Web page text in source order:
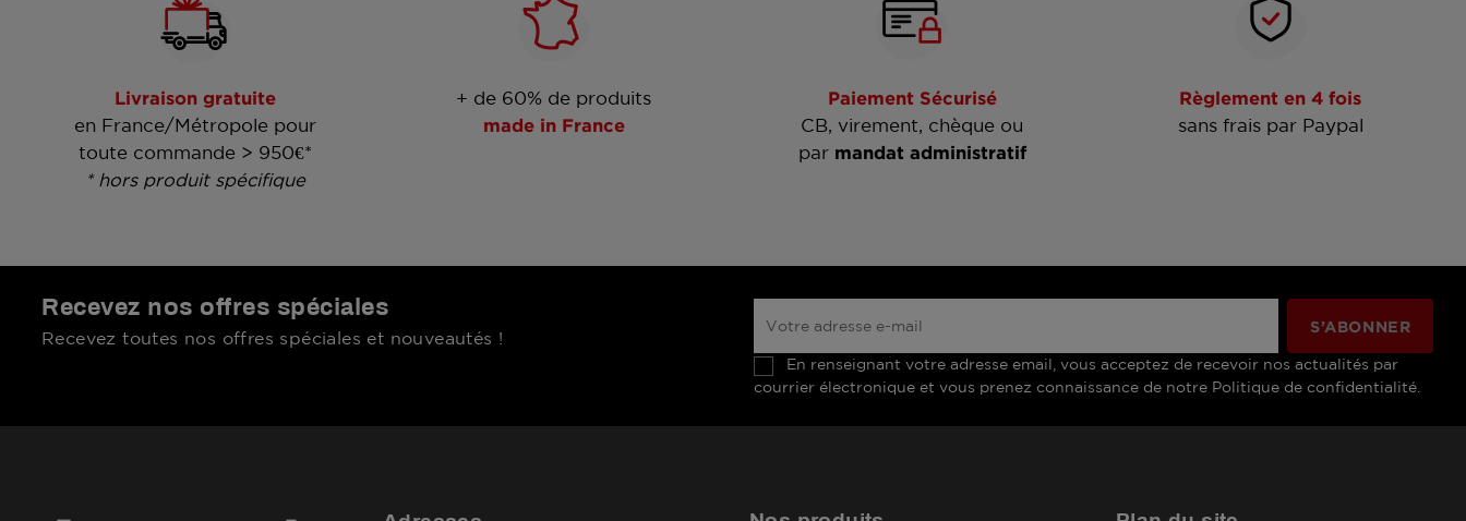
Livraison gratuite
en France/Métropole pour
toute commande > 950€*
* hors produit spécifique
+ de 60% de produits
made in France
Paiement Sécurisé
CB, virement, chèque ou
par mandat administratif
Règlement en 4 fois
sans frais par Paypal
Recevez nos offres spéciales
Recevez toutes nos offres spéciales et nouveautés !
En renseignant votre adresse email, vous acceptez de recevoir nos actualités par
courrier électronique et vous prenez connaissance de notre Politique de confidentialité.